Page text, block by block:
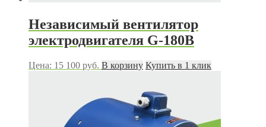
Независимый вентилятор
электродвигателя G-180B
Цена: 15 100 руб. В корзину Купить в 1 клик